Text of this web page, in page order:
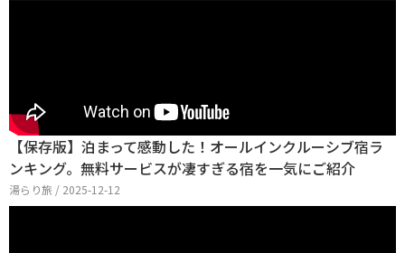
【保存版】泊まって感動した！オールインクルーシブ宿ラ
ンキング。無料サービスが凄すぎる宿を一気にご紹介
湯らり旅 / 2025-12-12